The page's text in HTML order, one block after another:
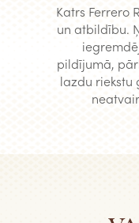
Katrs Ferrero
un atbildību.
pildījumā,
lazdu riekstu